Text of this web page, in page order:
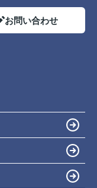
お問い合わせ